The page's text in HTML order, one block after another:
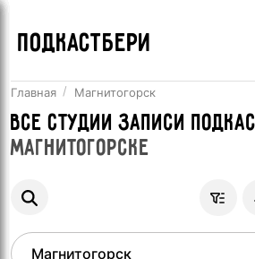
ПОДКАСТБЕРИ
Главная Магнитогорск
ВсеСтудии записи
Магнитогорске